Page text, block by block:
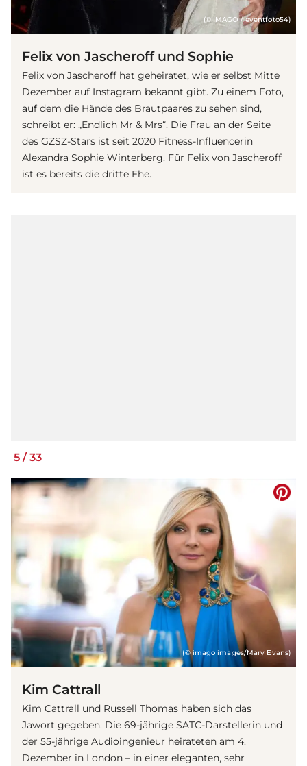
(© IMAGO / eventfoto54)
Felix von Jascheroff und Sophie
Felix von Jascheroff hat geheiratet, wie er selbst Mitte
Dezember auf Instagram bekannt gibt. Zu einem Foto,
auf dem die Hände des Brautpaares zu sehen sind,
schreibt er: „Endlich Mr & Mrs“. Die Frau an der Seite
des GZSZ-Stars ist seit 2020 Fitness-Influencerin
Alexandra Sophie Winterberg. Für Felix von Jascheroff
ist es bereits die dritte Ehe.
5 /33
(© imago images/Mary Evans)
Kim Cattrall
Kim Cattrall und Russell Thomas haben sich das
Jawort gegeben. Die 69-jährige SATC-Darstellerin und
der 55-jährige Audioingenieur heirateten am 4.
Dezember in London – in einer eleganten, sehr